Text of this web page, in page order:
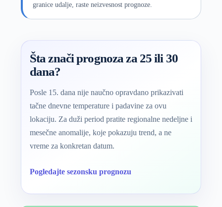
granice udalje, raste neizvesnost prognoze.
Šta znači prognoza za 25 ili 30
dana?
Posle 15. dana nije naučno opravdano prikazivati
tačne dnevne temperature i padavine za ovu
lokaciju. Za duži period pratite regionalne nedeljne i
mesečne anomalije, koje pokazuju trend, a ne
vreme za konkretan datum.
Pogledajte sezonsku prognozu